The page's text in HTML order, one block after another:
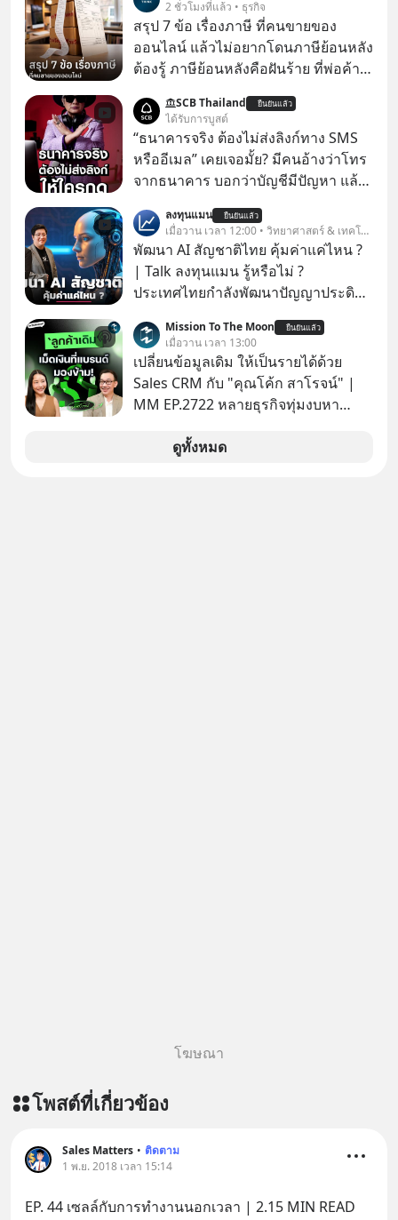
2 ชั่วโมงที่แล้ว • ธุรกิจ
สรุป 7 ข้อ เรื่องภาษี ที่คนขายของ
ออนไลน์ แล้วไม่อยากโดนภาษีย้อนหลัง
ต้องรู้ ภาษีย้อนหลังคือฝันร้าย ที่พ่อค้า
SCB Thailand ยืนยันแล้ว
ได้รับการบูสต์
“ธนาคารจริง ต้องไม่ส่งลิงก์ทาง SMS
หรืออีเมล” เคยเจอมั้ย? มีคนอ้างว่าโทร
จากธนาคาร บอกว่าบัญชีมีปัญหา แล้ว
ทันที มาฟัง “ป้าเก๋าเล่ากลโกง” เพื่อรู้ทัน
มุกหลอกลวงในคราบความน่าเชื่อถือ
กันค่ะ #แก้เกมกลโกง #ป้าเก๋าเล่ากล
โกง #LivesSustainably #อยู่อย่าง
#FraudEducation #FinancialLiteracy
#DigitalBankWithHumanTouch
ลงทุนแมน ยืนยันแล้ว
เมื่อวาน เวลา 12:00 • วิทยาศาสตร์ & เทคโนโลยี
พัฒนา AI สัญชาติไทย คุ้มค่าแค่ไหน ?
| Talk ลงทุนแมน รู้หรือไม่ ?
ประเทศไทยกำลังพัฒนาปัญญาประดิษฐ์
“ThaiLLM” เพื่อให้คนไทยมีโครงสร้าง
พื้นฐานด้าน AI ที่เข้าใจภาษาไทย และ
บริบททางสังคมไทยได้เป็นอย่างดี
คำถามคือ การลงมือพัฒนา AI ของ
ประเทศจะคุ้มค่าแค่ไหน ? และหลังจาก
นำ ThaiLLM มาใช้จริง จะเกิดอะไรขึ้น
กับสังคมไทย ธุรกิจไทย และเศรษฐกิจ
Mission To The Moon ยืนยันแล้ว
เมื่อวาน เวลา 13:00
เปลี่ยนข้อมูลเดิม ให้เป็นรายได้ด้วย
Sales CRM กับ "คุณโค้ก สาโรจน์" |
MM EP.2722 หลายธุรกิจทุ่มงบหา
แล้ว คือกลุ่มที่มีโอกาสซื้อซ้ำสูงที่สุด แต่
ดูทั้งหมด
โฆษณา
โพสต์ที่เกี่ยวข้อง
Sales Matters • ติดตาม
1 พ.ย. 2018 เวลา 15:14
EP. 44 เซลล์กับการทำงานนอกเวลา | 2.15 MIN READ